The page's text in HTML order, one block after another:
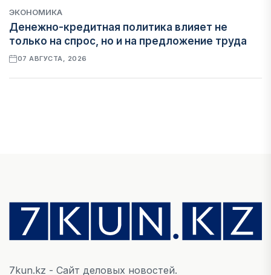
ЭКОНОМИКА
Денежно-кредитная политика влияет не
только на спрос, но и на предложение труда
07 АВГУСТА, 2026
Вводят ли банки в заблуждение, предлагая
ипотеки под низкие проценты?
06 АВГУСТА, 2026
7kun.kz - Сайт деловых новостей.